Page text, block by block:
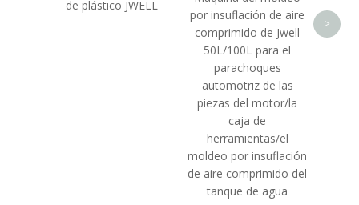
de plástico JWELL
por insuflación de aire
comprimido de Jwell
50L/100L para el
parachoques
automotriz de las
piezas del motor/la
caja de
herramientas/el
moldeo por insuflación
de aire comprimido del
tanque de agua
>